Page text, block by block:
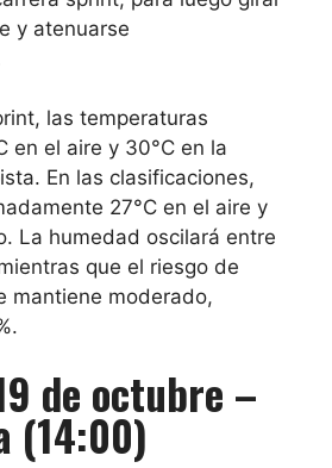
y atenuarse
las temperaturas
en el aire y 30°C en la
En las clasificaciones,
27°C en el aire y
La humedad oscilará entre
que el riesgo de
mantiene moderado,
de octubre –
(14:00)